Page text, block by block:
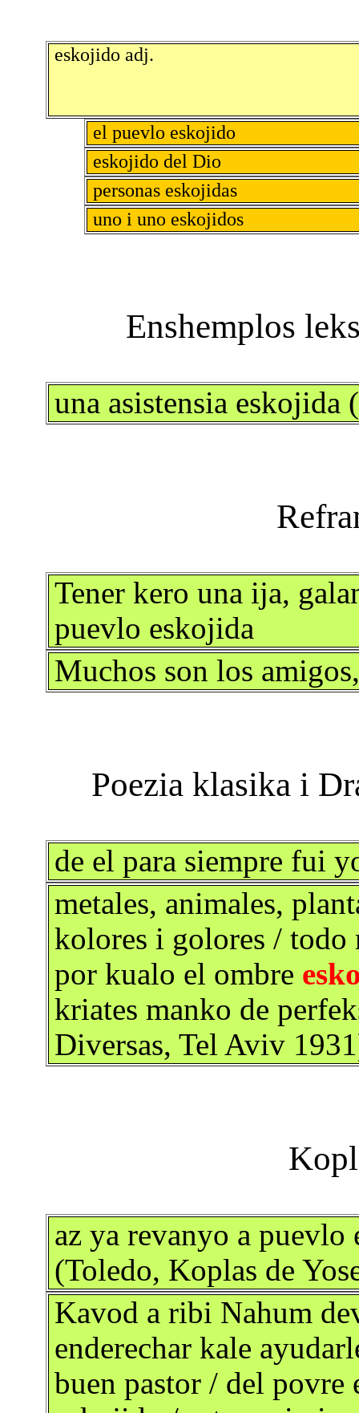
eskojido adj.
el puevlo eskojido
eskojido del Dio
personas eskojidas
uno i uno eskojidos
una asistensia eskojida
Tener kero una ija,
puevlo eskojida
Muchos son los
de el para siempre fui
metales, animales,
kolores i golores /
por kualo el ombre
kriates manko de
Diversas, Tel Aviv
az ya revanyo a
(Toledo, Koplas de
Kavod a ribi Nahum
enderechar kale
buen pastor / del povre